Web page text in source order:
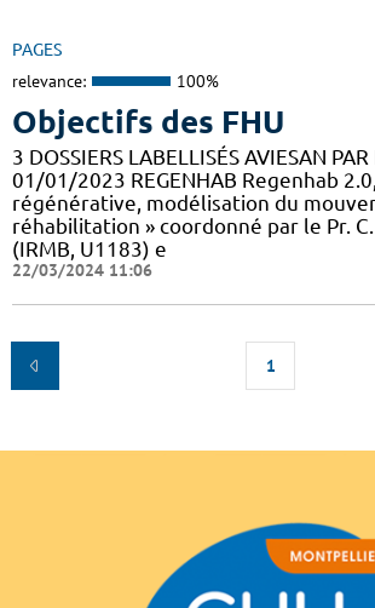
PAGES
relevance: 100%
Objectifs des FHU
3 DOSSIERS LABELLISÉS AVIESAN
01/01/2023 REGENHAB Regenhab
régénérative, modélisation du
réhabilitation » coordonné par le Pr. C.
(IRMB, U1183) e
22/03/2024 11:06
1